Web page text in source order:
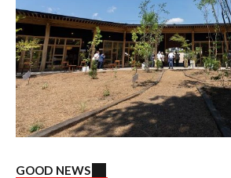
GOOD NEWS